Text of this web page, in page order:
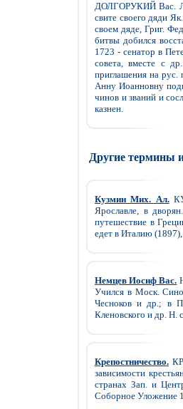
ДОЛГОРУКИЙ Вас.
свите своего дяди
своем дяде, Григ.
битвы добился
1723 - сенатор в
совета, вместе с
приглашения на рус.
Анну Иоанновну
чинов и званий и
казнен.
Другие термины
Кузмин Мих. Ал.
Ярославле, в
путешествие в
едет в Италию (1897),
Немцев Иосиф Вас.
Учился в Моск.
Чесноков и др.; в
Кленовского и др. Н.
Крепостничество.
зависимости
странах Зап. и
Соборное Уложение